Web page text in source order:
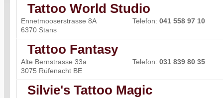
Tattoo World Studio
Ennetmooserstrasse 8A
6370 Stans
Telefon: 041 558 97 10
Tattoo Fantasy
Alte Bernstrasse 33a
3075 Rüfenacht BE
Telefon: 031 839 80 35
Silvie's Tattoo Magic